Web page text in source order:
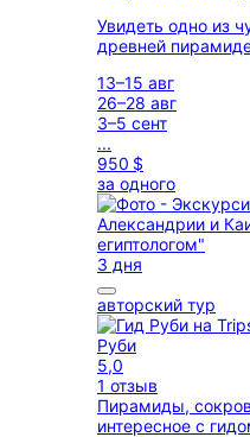
Увидеть одно из
древней
13–15 авг
26–28 авг
3–5 сент
...
950 $
за одного
3 дня
авторский тур
Руби
5,0
1 отзыв
Пирамиды,
интересное с